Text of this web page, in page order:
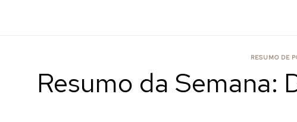
RESUMO DE
Resumo da Semana: